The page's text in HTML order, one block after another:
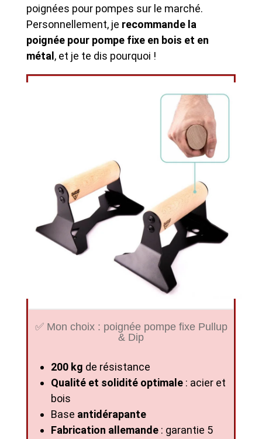
poignées pour pompes sur le marché.
Personnellement, je recommande la
poignée pour pompe fixe en bois et en
métal , et je te dis pourquoi !
✅ Mon choix : poignée pompe fixe Pullup
& Dip
200 kg de résistance
Qualité et solidité optimale : acier et
bois
Base antidérapante
Fabrication allemande : garantie 5